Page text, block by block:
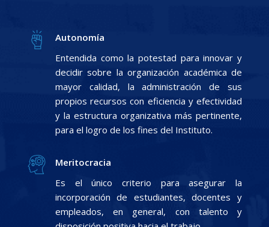
Autonomía
Entendida como la potestad para innovar y
decidir sobre la organización académica de
mayor calidad, la administración de sus
propios recursos con eficiencia y efectividad
y la estructura organizativa más pertinente,
para el logro de los fines del Instituto.
Meritocracia
Es el único criterio para asegurar la
incorporación de estudiantes, docentes y
empleados, en general, con talento y